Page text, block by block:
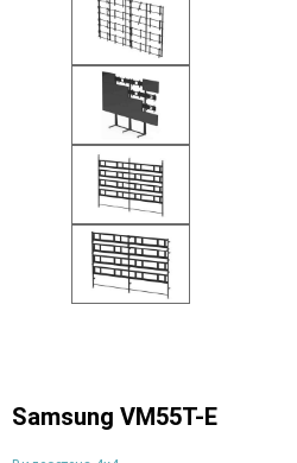
Samsung VM55T-E